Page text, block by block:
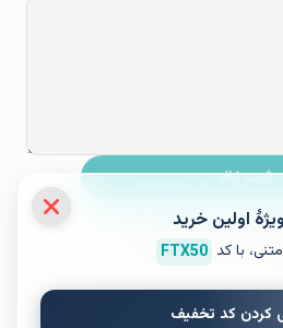
ثبت نظر
ثبت نشده است.
با کد FTX50
کردن کد تخفیف